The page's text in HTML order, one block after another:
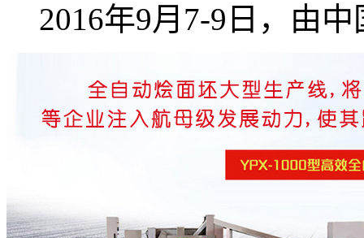
2016年9月7-9日，由中